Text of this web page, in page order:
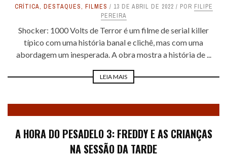
CRÍTICA, DESTAQUES, FILMES 13 DE ABRIL DE 2022 POR FILIPE
PEREIRA
Shocker: 1000 Volts de Terror é um filme de serial killer
típico com uma história banal e clichê, mas com uma
abordagem um inesperada. A obra mostra a história de ...
LEIA MAIS
A HORA DO PESADELO 3: FREDDY E AS CRIANÇAS
NA SESSÃO DA TARDE